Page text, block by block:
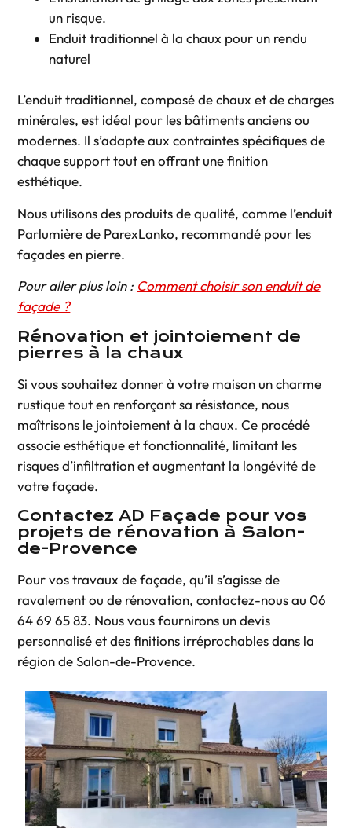
un risque.
Enduit traditionnel à la chaux pour un rendu
naturel
L’enduit traditionnel, composé de chaux et de charges
minérales, est idéal pour les bâtiments anciens ou
modernes. Il s’adapte aux contraintes spécifiques de
chaque support tout en offrant une finition
esthétique.
Nous utilisons des produits de qualité, comme l’enduit
Parlumière de ParexLanko, recommandé pour les
façades en pierre.
Pour aller plus loin : Comment choisir son enduit de
façade ?
Rénovation et jointoiement de
pierres à la chaux
Si vous souhaitez donner à votre maison un charme
rustique tout en renforçant sa résistance, nous
maîtrisons le jointoiement à la chaux. Ce procédé
associe esthétique et fonctionnalité, limitant les
risques d’infiltration et augmentant la longévité de
votre façade.
Contactez AD Façade pour vos
projets de rénovation à Salon-
de-Provence
Pour vostravaux de façade, qu’il s’agisse de
ravalement ou de rénovation, contactez-nous au06
64 69 65 83. Nous vous fournirons un devis
personnalisé et des finitions irréprochables dans la
région de Salon-de-Provence.